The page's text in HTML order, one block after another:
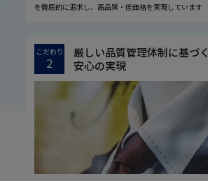
を徹底的に追求し、高品質・低価格を実現しています
こだわり
2
厳しい品質管理体制に基づく
安心の実現